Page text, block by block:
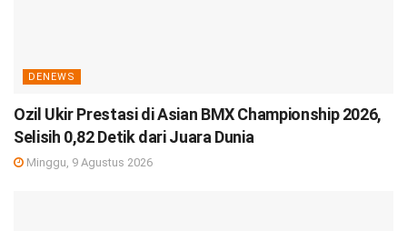
DENEWS
Ozil Ukir Prestasi di Asian BMX Championship 2026,
Selisih 0,82 Detik dari Juara Dunia
Minggu, 9 Agustus 2026